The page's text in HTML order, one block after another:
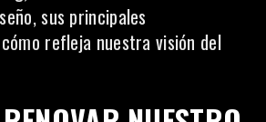
sus principales
refleja nuestra visión del